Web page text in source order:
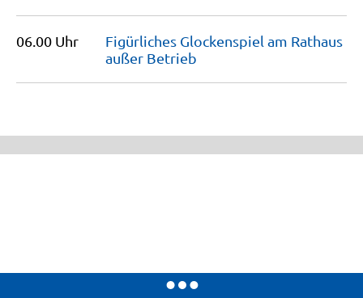
06.00 Uhr
Figürliches Glockenspiel am Rathaus
außer Betrieb